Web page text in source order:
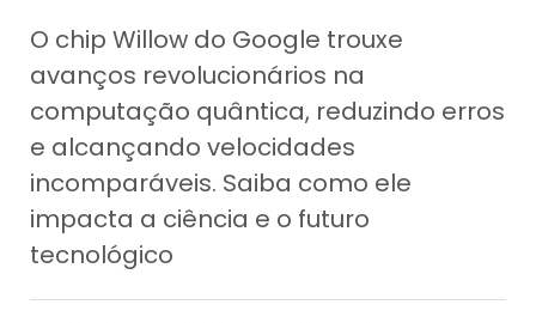
O chip Willow do Google trouxe
avanços revolucionários na
computação quântica, reduzindo erros
e alcançando velocidades
incomparáveis. Saiba como ele
impacta a ciência e o futuro
tecnológico